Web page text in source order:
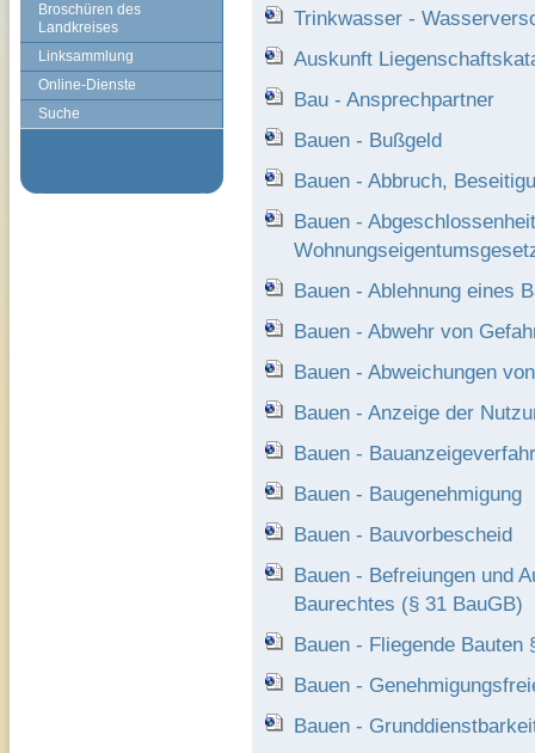
Broschüren des
Landkreises
Linksammlung
Online-Dienste
Suche
Trinkwasser -
Auskunft
Bau - Ansprechpartner
Bauen - Bußgeld
Bauen - Abbruch,
Bauen -
Bauen - Ablehnung eines
Bauen - Abwehr von
Bauen - Abweichungen
Bauen - Anzeige der
Bauen -
Bauen - Baugenehmigung
Bauen - Bauvorbescheid
Bauen - Befreiungen und
Baurechtes (§ 31 BauGB)
Bauen - Fliegende Bauten
Bauen -
Bauen -